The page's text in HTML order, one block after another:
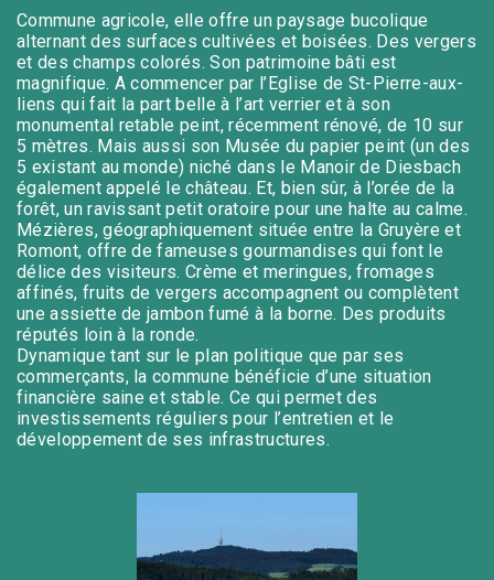
telles qu'un barbecue à gaz ou à
charbon, une cheminée ou un brasero,
peuvent être utilisées à domicile ou
sur les places de fête officielles ;
et une distance minimale de 50
mètres de la lisière de la forêt doit
être respectée.
en cas de vent, il convient d'y
renoncer.
Les contrevenants s'exposent à des
amendes ainsi qu'à des poursuites
pénales.
Commune agricole, elle offre un paysage bucolique
alternant des surfaces cultivées et boisées. Des vergers
et des champs colorés. Son patrimoine bâti est
magnifique. A commencer par l’Eglise de St-Pierre-aux-
liens qui fait la part belle à l’art verrier et à son
monumental retable peint, récemment rénové, de 10 sur
5 mètres. Mais aussi son Musée du papier peint (un des
5 existant au monde) niché dans le Manoir de Diesbach
également appelé le château. Et, bien sûr, à l’orée de la
forêt, un ravissant petit oratoire pour une halte au calme.
Mézières, géographiquement située entre la Gruyère et
Romont, offre de fameuses gourmandises qui font le
délice des visiteurs. Crème et meringues, fromages
affinés, fruits de vergers accompagnent ou complètent
une assiette de jambon fumé à la borne. Des produits
réputés loin à la ronde.
Dynamique tant sur le plan politique que par ses
commerçants, la commune bénéficie d’une situation
financière saine et stable. Ce qui permet des
investissements réguliers pour l’entretien et le
développement de ses infrastructures.